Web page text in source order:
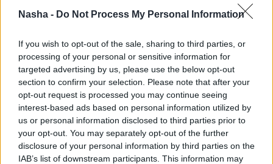
Nasha - Do Not Process My Personal Information
If you wish to opt-out of the sale, sharing to third parties, or
processing of your personal or sensitive information for
targeted advertising by us, please use the below opt-out
section to confirm your selection. Please note that after your
opt-out request is processed you may continue seeing
interest-based ads based on personal information utilized by
us or personal information disclosed to third parties prior to
your opt-out. You may separately opt-out of the further
disclosure of your personal information by third parties on the
IAB’s list of downstream participants. This information may
ИнесеСупе: Я не могу забыть эту
картину… Я больше не хочу посещать
похороны своего друга
Названы самые смертоносные
автомобили на дорогах: держим кулачки,
чтобы вы не нашли в списке свой
автомобиль